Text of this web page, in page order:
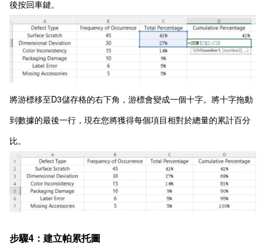
後按回車鍵。
將游標移至D3儲存格的右下角，游標會變成一個十字。將十字拖動
到數據的最後一行，現在您將獲得每個項目相對於總量的累計百分
比。
步驟4：建立帕累托圖